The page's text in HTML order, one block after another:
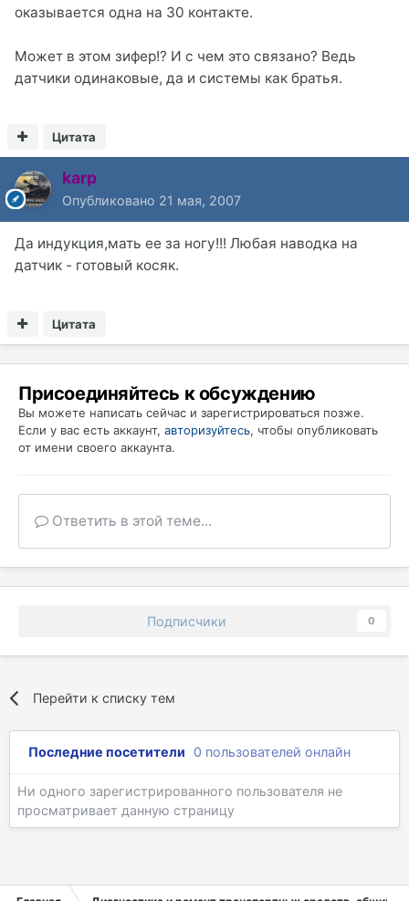
оказывается одна на 30 контакте.
Может в этом зифер!? И с чем это связано? Ведь
датчики одинаковые, да и системы как братья.
Цитата
karp
Опубликовано 21 мая, 2007
Да индукция,мать ее за ногу!!! Любая наводка на
датчик - готовый косяк.
Цитата
Присоединяйтесь к обсуждению
Вы можете написать сейчас и зарегистрироваться позже.
Если у вас есть аккаунт, авторизуйтесь, чтобы опубликовать
от имени своего аккаунта.
Ответить в этой теме...
Подписчики 0
Перейти к списку тем
Последние посетители 0 пользователей онлайн
Ни одного зарегистрированного пользователя не
просматривает данную страницу